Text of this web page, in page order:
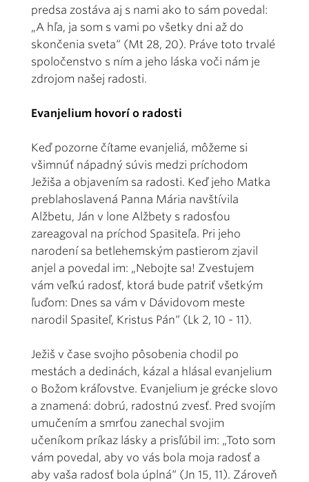
predsa zostáva aj s nami ako to sám povedal:
„A hľa, ja som s vami po všetky dni až do
skončenia sveta“ (Mt 28, 20). Práve toto trvalé
spoločenstvo s ním a jeho láska voči nám je
zdrojom našej radosti.
Evanjelium hovorí o radosti
Keď pozorne čítame evanjeliá, môžeme si
všimnúť nápadný súvis medzi príchodom
Ježiša a objavením sa radosti. Keď jeho Matka
preblahoslavená Panna Mária navštívila
Alžbetu, Ján v lone Alžbety s radosťou
zareagoval na príchod Spasiteľa. Pri jeho
narodení sa betlehemským pastierom zjavil
anjel a povedal im: „Nebojte sa! Zvestujem
vám veľkú radosť, ktorá bude patriť všetkým
ľuďom: Dnes sa vám v Dávidovom meste
narodil Spasiteľ, Kristus Pán“ (Lk 2, 10 - 11).
Ježiš v čase svojho pôsobenia chodil po
mestách a dedinách, kázal a hlásal evanjelium
o Božom kráľovstve. Evanjelium je grécke slovo
a znamená: dobrú, radostnú zvesť. Pred svojím
umučením a smrťou zanechal svojim
učeníkom príkaz lásky a prisľúbil im: „Toto som
vám povedal, aby vo vás bola moja radosť a
aby vaša radosť bola úplná“ (Jn 15, 11). Zároveň